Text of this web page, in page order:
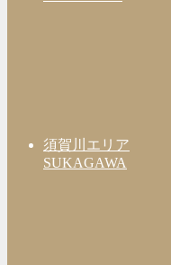
須賀川エリア
SUKAGAWA